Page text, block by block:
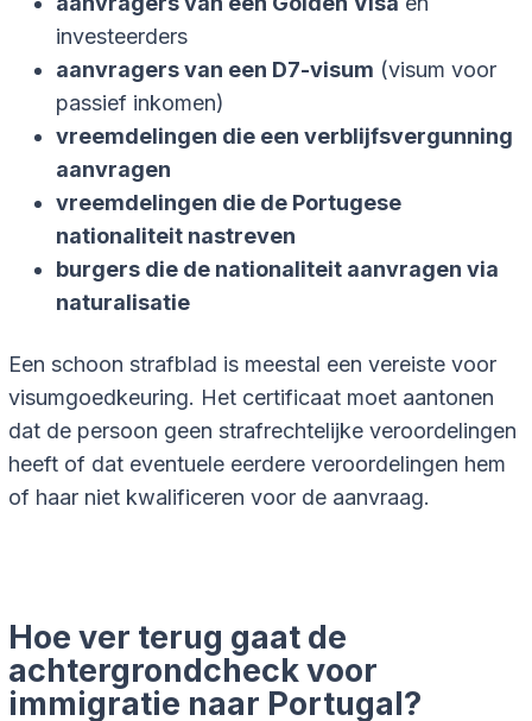
investeerders
aanvragers van een D7-visum (visum voor
passief inkomen)
vreemdelingen die een verblijfsvergunning
aanvragen
vreemdelingen die de Portugese
nationaliteit nastreven
burgers die de nationaliteit aanvragen via
naturalisatie
Een schoon strafblad is meestal een vereiste voor
visumgoedkeuring. Het certificaat moet aantonen
dat de persoon geen strafrechtelijke veroordelingen
heeft of dat eventuele eerdere veroordelingen hem
of haar niet kwalificeren voor de aanvraag.
Hoe ver terug gaat de
achtergrondcheck voor
immigratie naar Portugal?